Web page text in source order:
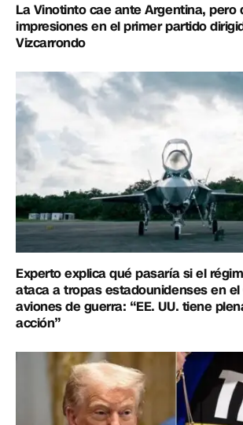
La Vinotinto cae ante Argentina, pero
impresiones en el primer partido
Vizcarrondo
Experto explica qué pasaría si el
ataca a tropas estadounidenses en el
aviones de guerra: “EE. UU. tiene
acción”